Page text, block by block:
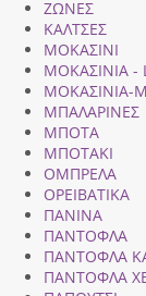
ΖΩΝΕΣ
ΚΑΛΤΣΕΣ
ΜΟΚΑΣΙΝΙ
ΜΟΚΑΣΙΝΙΑ -
ΜΟΚΑΣΙΝΙΑ-
ΜΠΑΛΑΡΙΝΕΣ
ΜΠΟΤΑ
ΜΠΟΤΑΚΙ
ΟΜΠΡΕΛΑ
ΟΡΕΙΒΑΤΙΚΑ
ΠΑΝΙΝΑ
ΠΑΝΤΟΦΛΑ
ΠΑΝΤΟΦΛΑ
ΠΑΝΤΟΦΛΑ